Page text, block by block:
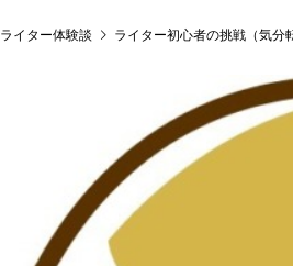
ライター体験談 ライター初心者の挑戦（気分